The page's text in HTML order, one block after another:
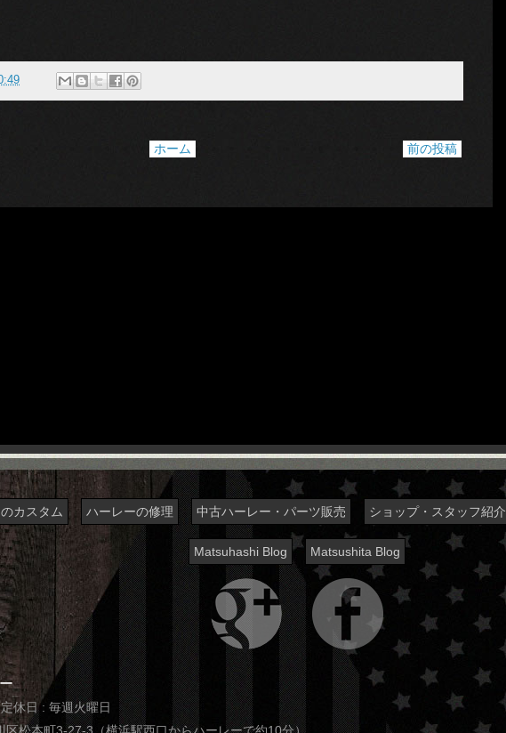
前の投稿
ホーム
カスタム ハーレーの修理 中古ハーレー・パーツ販売 ショップ・スタッフ紹介
Matsuhashi Blog Matsushita Blog
休日 : 毎週火曜日